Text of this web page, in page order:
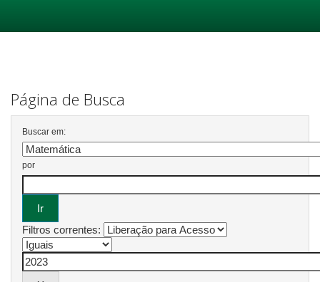
Página de Busca
Buscar em:
por
Filtros correntes: